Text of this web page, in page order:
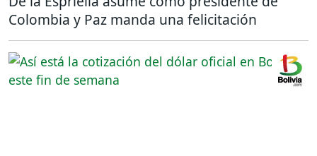
Colombia y Paz manda una felicitación